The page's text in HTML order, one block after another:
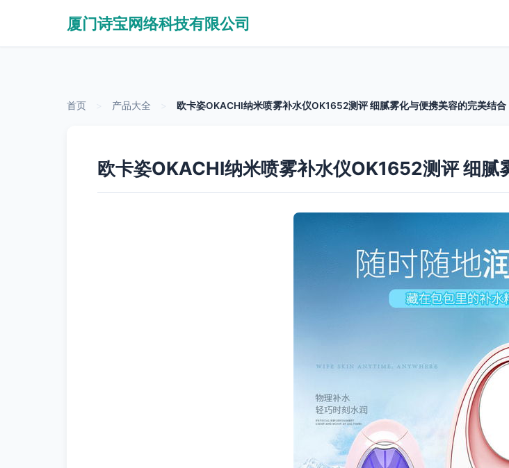
厦门诗宝网络科技有限公司
首页 产品大全 欧卡姿OKACHI纳米喷雾补水仪OK1652测评 细腻雾化与便携美容的完美结合
欧卡姿OKACHI纳米喷雾补水仪OK1652测评 细腻